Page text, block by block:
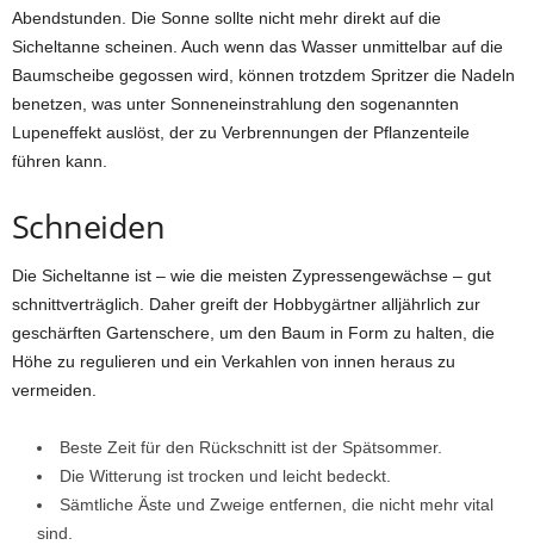
Abendstunden. Die Sonne sollte nicht mehr direkt auf die
Sicheltanne scheinen. Auch wenn das Wasser unmittelbar auf die
Baumscheibe gegossen wird, können trotzdem Spritzer die Nadeln
benetzen, was unter Sonneneinstrahlung den sogenannten
Lupeneffekt auslöst, der zu Verbrennungen der Pflanzenteile
führen kann.
Schneiden
Die Sicheltanne ist – wie die meisten Zypressengewächse – gut
schnittverträglich. Daher greift der Hobbygärtner alljährlich zur
geschärften Gartenschere, um den Baum in Form zu halten, die
Höhe zu regulieren und ein Verkahlen von innen heraus zu
vermeiden.
Beste Zeit für den Rückschnitt ist der Spätsommer.
Die Witterung ist trocken und leicht bedeckt.
Sämtliche Äste und Zweige entfernen, die nicht mehr vital
sind.